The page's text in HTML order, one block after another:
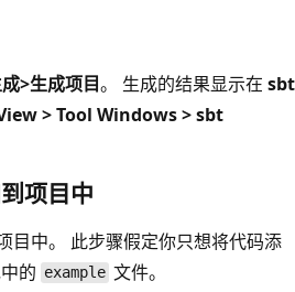
>生成项目。 生成的结果显示在 sbt
> Tool Windows > sbt
项目中
目中。 此步骤假定你只想将代码添
的 example 文件。